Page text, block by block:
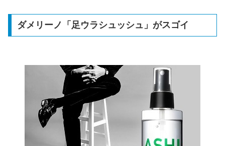
ダメリーノ「足ウラシュッシュ」がスゴイ